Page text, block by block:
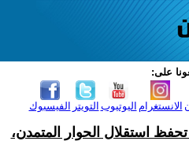
على:
الفيسبوك التويتر اليوتيوب الانستغرام
تحفظ استقلال الحوار المتمدن،